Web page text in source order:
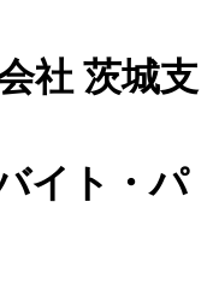
社 茨城支
イト・パ